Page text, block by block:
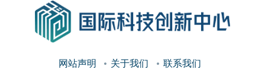
网站声明 关于我们 联系我们